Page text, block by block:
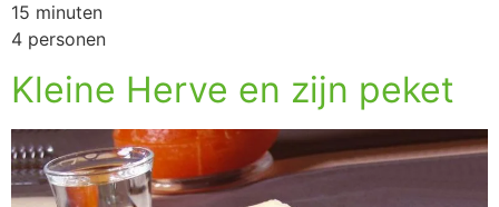
15 minuten
4 personen
Kleine Herve en zijn peket